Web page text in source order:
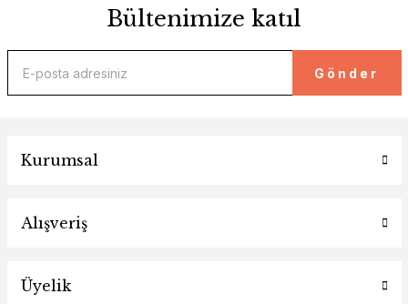
Bültenimize katıl
Gönder
Kurumsal
Alışveriş
Üyelik